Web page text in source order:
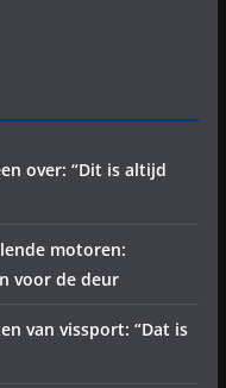
over: “Dit is altijd
motoren:
voor de deur
van vissport: “Dat is